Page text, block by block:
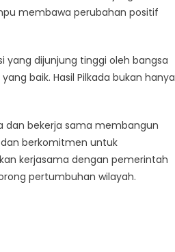
membawa perubahan positif
yang dijunjung tinggi oleh bangsa
baik. Hasil Pilkada bukan hanya
dan bekerja sama membangun
berkomitmen untuk
kerjasama dengan pemerintah
pertumbuhan wilayah.